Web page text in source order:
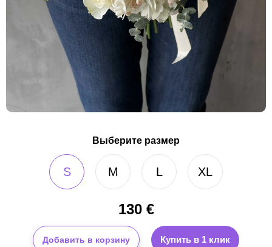
Выберите размер
S M L XL
130€
Добавить в корзину Купить в 1 клик